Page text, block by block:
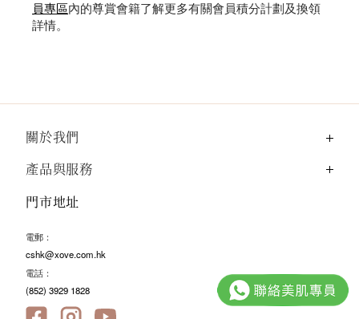
員專區內的尊賞會籍 了解更多有關會員積分計劃及換領
詳情。
關於我們
產品與服務
門市地址
電郵：
cshk@xove.com.hk
電話：
(852) 3929 1828
Facebook@XOVE.SkinCare
Instagram@xove.hk
YouTube@XOVE.SkinCare